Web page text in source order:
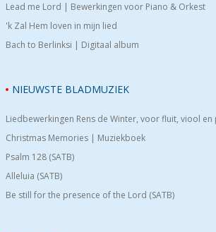
Lead me Lord | Bewerkingen voor Piano & Orkest
'k Zal Hem loven in mijn lied
Bach to Berlinksi | Digitaal album
NIEUWSTE BLADMUZIEK
Liedbewerkingen Rens de Winter, voor fluit, viool en
Christmas Memories | Muziekboek
Psalm 128 (SATB)
Alleluia (SATB)
Be still for the presence of the Lord (SATB)